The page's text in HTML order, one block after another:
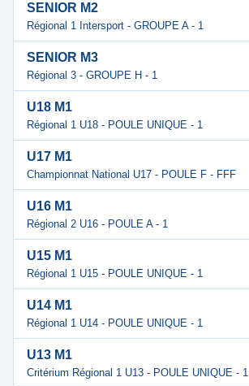
SENIOR M2
Régional 1 Intersport - GROUPE A - 1
SENIOR M3
Régional 3 - GROUPE H - 1
U18 M1
Régional 1 U18 - POULE UNIQUE - 1
U17 M1
Championnat National U17 - POULE F - FFF
U16 M1
Régional 2 U16 - POULE A - 1
U15 M1
Régional 1 U15 - POULE UNIQUE - 1
U14 M1
Régional 1 U14 - POULE UNIQUE - 1
U13 M1
Critérium Régional 1 U13 - POULE UNIQUE - 1